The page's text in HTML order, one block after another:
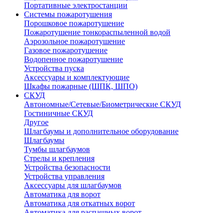
Портативные электростанции
Системы пожаротушения
Порошковое пожаротушение
Пожаротушение тонкораспыленной водой
Аэрозольное пожаротушение
Газовое пожаротушение
Водопенное пожаротушение
Устройства пуска
Аксессуары и комплектующие
Шкафы пожарные (ШПК, ШПО)
СКУД
Автономные/Сетевые/Биометрические СКУД
Гостиничные СКУД
Другое
Шлагбаумы и дополнительное оборудование
Шлагбаумы
Тумбы шлагбаумов
Стрелы и крепления
Устройства безопасности
Устройства управления
Аксессуары для шлагбаумов
Автоматика для ворот
Автоматика для откатных ворот